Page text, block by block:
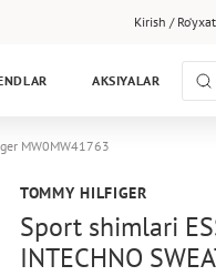
Kirish /
AKSIYALAR
MW0MW41763
TOMMY HILFIGER
Sport shimlari
INTECHNO